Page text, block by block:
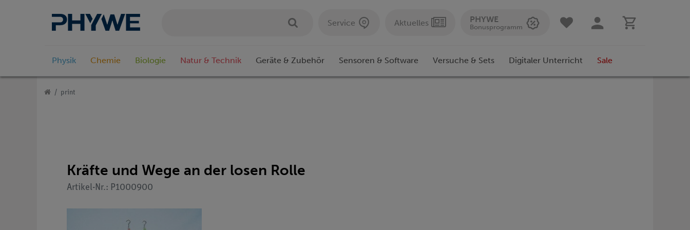
Service Aktuelles PHYWE
Bonusprogramm
Physik Chemie Biologie Natur & Technik Geräte & Zubehör Sensoren & Software Versuche & Sets Digitaler Unterricht Sale
print
Kräfte und Wege an der losen Rolle
Artikel-Nr.: P1000900